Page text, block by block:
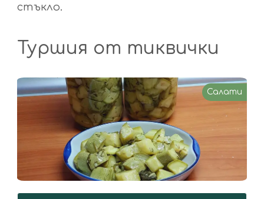
стъкло.
Туршия от тиквички
Салати